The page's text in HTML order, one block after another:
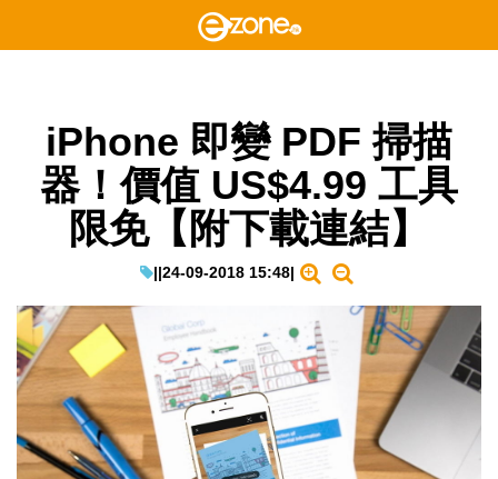
iPhone 即變 PDF 掃描
器！價值 US$4.99 工具
限免【附下載連結】
||24-09-2018 15:48|